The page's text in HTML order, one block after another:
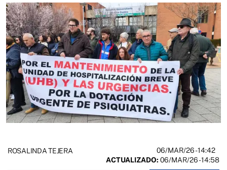
ROSALINDA TEJERA 06/MAR/26- 14:42
ACTUALIZADO: 06/MAR/26 - 14:58